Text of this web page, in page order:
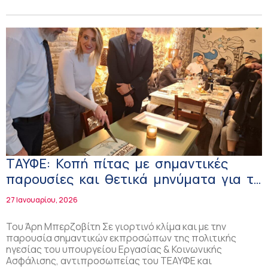
ΤΑΥΦΕ: Κοπή πίτας με σημαντικές
παρουσίες και θετικά μηνύματα για το
Ταμείο
27 Ιανουαρίου, 2026
Του Άρη Μπερζοβίτη Σε γιορτινό κλίμα και με την
παρουσία σημαντικών εκπροσώπων της πολιτικής
ηγεσίας του υπουργείου Εργασίας & Κοινωνικής
Ασφάλισης, αντιπροσωπείας του ΤΕΑΥΦΕ και